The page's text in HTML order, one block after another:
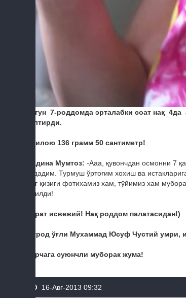
Бугун 7-роддомда эрталабки соат нақ
келтирди.
3 килою 136 грамм 50 сантиметр!
Мадина Мумтоз: -Ааа, қувончдан осмонни 7
чидадим. Турмуш ўртоғим хохиш ва
Энг қизиғи фотихамиз хам, тўйимиз хам
туғилди!
Сурат исвежий! Нақ роддом палатасидан!)
Мурод ўғли Мухаммад Юсуф Чустий умри,
Барчага суюнчли муборак жума!
16-Авг-2013 09:32